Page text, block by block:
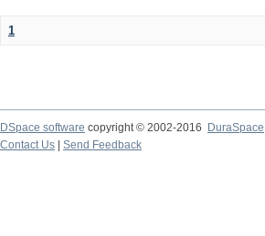
1
DSpace software copyright © 2002-2016
DuraSpace
Contact Us
Send Feedback